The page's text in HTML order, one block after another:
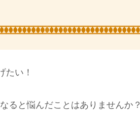
たい！
ると悩んだことはありませんか？